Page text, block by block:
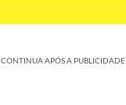
CONTINUA APÓS A PUBLICIDADE